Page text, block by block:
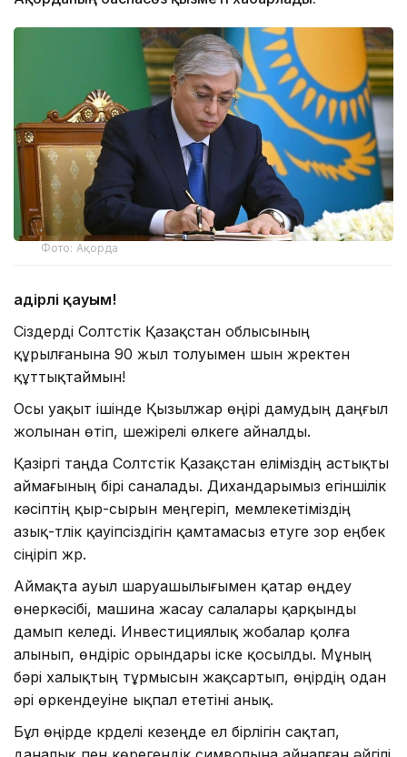
Фото: Ақорда
Қадірлі қауым!
Сіздерді Солтүстік Қазақстан облысының
құрылғанына 90 жыл толуымен шын жүректен
құттықтаймын!
Осы уақыт ішінде Қызылжар өңірі дамудың даңғыл
жолынан өтіп, шежірелі өлкеге айналды.
Қазіргі таңда Солтүстік Қазақстан еліміздің астықты
аймағының бірі саналады. Дихандарымыз егіншілік
кәсіптің қыр-сырын меңгеріп, мемлекетіміздің
азық-түлік қауіпсіздігін қамтамасыз етуге зор еңбек
сіңіріп жүр.
Аймақта ауыл шаруашылығымен қатар өңдеу
өнеркәсібі, машина жасау салалары қарқынды
дамып келеді. Инвестициялық жобалар қолға
алынып, өндіріс орындары іске қосылды. Мұның
бәрі халықтың тұрмысын жақсартып, өңірдің одан
әрі өркендеуіне ықпал ететіні анық.
Бұл өңірде күрделі кезеңде ел бірлігін сақтап,